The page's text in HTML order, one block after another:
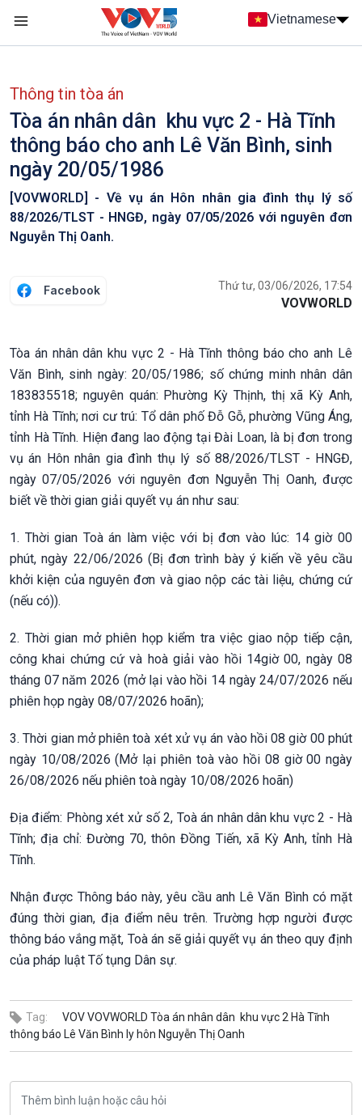
Nhảy đến nội dung
Vietnamese
Thông tin tòa án
Tòa án nhân dân khu vực 2 - Hà Tĩnh
thông báo cho anh Lê Văn Bình, sinh
ngày 20/05/1986
[VOVWORLD] - Về vụ án Hôn nhân gia đình thụ lý số
88/2026/TLST - HNGĐ, ngày 07/05/2026 với nguyên đơn
Nguyễn Thị Oanh.
Facebook Thứ tư, 03/06/2026, 17:54
VOVWORLD
Tòa án nhân dân khu vực 2 - Hà Tĩnh thông báo cho anh Lê
Văn Bình, sinh ngày: 20/05/1986; số chứng minh nhân dân
183835518; nguyên quán: Phường Kỳ Thịnh, thị xã Kỳ Anh,
tỉnh Hà Tĩnh; nơi cư trú: Tổ dân phố Đỗ Gỗ, phường Vũng Áng,
tỉnh Hà Tĩnh. Hiện đang lao động tại Đài Loan, là bị đơn trong
vụ án Hôn nhân gia đình thụ lý số 88/2026/TLST - HNGĐ,
ngày 07/05/2026 với nguyên đơn Nguyễn Thị Oanh, được
biết về thời gian giải quyết vụ án như sau:
1. Thời gian Toà án làm việc với bị đơn vào lúc: 14 giờ 00
phút, ngày 22/06/2026 (Bị đơn trình bày ý kiến về yêu cầu
khởi kiện của nguyên đơn và giao nộp các tài liệu, chứng cứ
(nếu có)).
2. Thời gian mở phiên họp kiểm tra việc giao nộp tiếp cận,
công khai chứng cứ và hoà giải vào hồi 14giờ 00, ngày 08
tháng 07 năm 2026 (mở lại vào hồi 14 ngày 24/07/2026 nếu
phiên họp ngày 08/07/2026 hoãn);
3. Thời gian mở phiên toà xét xử vụ án vào hồi 08 giờ 00 phút
ngày 10/08/2026 (Mở lại phiên toà vào hồi 08 giờ 00 ngày
26/08/2026 nếu phiên toà ngày 10/08/2026 hoãn)
Địa điểm: Phòng xét xử số 2, Toà án nhân dân khu vực 2 - Hà
Tĩnh; địa chỉ: Đường 70, thôn Đồng Tiến, xã Kỳ Anh, tỉnh Hà
Tĩnh.
Nhận được Thông báo này, yêu cầu anh Lê Văn Bình có mặt
đúng thời gian, địa điểm nêu trên. Trường hợp người được
thông báo vắng mặt, Toà án sẽ giải quyết vụ án theo quy định
của pháp luật Tố tụng Dân sự.
Tag: VOVVOVWORLD Tòa án nhân dân khu vực 2 Hà Tĩnh
thông báo Lê Văn Bình ly hôn Nguyễn Thị Oanh